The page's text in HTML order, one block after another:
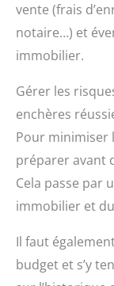
vente (frais
notaire…) et
immobilier.
Gérer les
enchères
Pour minimiser
préparer avant
Cela passe par
immobilier et
Il faut
budget et s’y